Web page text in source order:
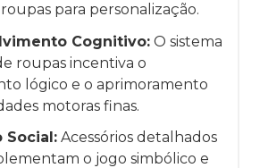
para personalização.
Cognitivo: O sistema
roupas incentiva o
lógico e o aprimoramento
motoras finas.
Social: Acessórios detalhados
o jogo simbólico e